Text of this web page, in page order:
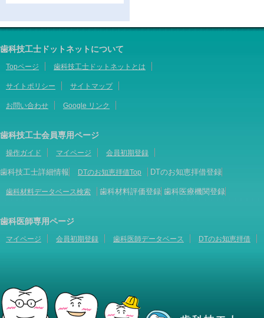
歯科技工士ドットネットについて
Topページ 歯科技工士ドットネットとは
サイトポリシー サイトマップ
お問い合わせ Google リンク
歯科技工士会員専用ページ
操作ガイド マイページ 会員初期登録
歯科技工士詳細情報 DTのお知恵拝借Top DTのお知恵拝借登録
歯科材料データベース検索 歯科材料評価登録 歯科医療機関登録
歯科医師専用ページ
マイページ 会員初期登録 歯科医師データベース DTのお知恵拝借